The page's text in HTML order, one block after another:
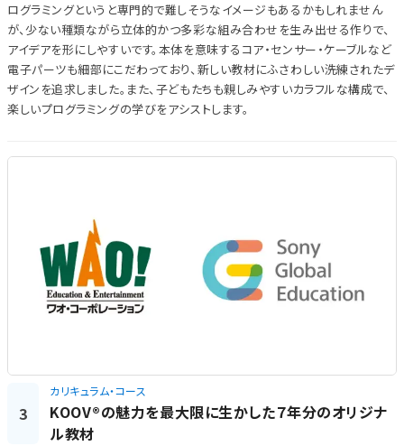
ログラミングというと専門的で難しそうなイメージもあるかもしれません
が、少ない種類ながら立体的かつ多彩な組み合わせを生み出せる作りで、
アイデアを形にしやすいです。本体を意味するコア・センサー・ケーブルなど
電子パーツも細部にこだわっており、新しい教材にふさわしい洗練されたデ
ザインを追求しました。また、子どもたちも親しみやすいカラフルな構成で、
楽しいプログラミングの学びをアシストします。
3
カリキュラム・コース
KOOV®の魅力を最大限に生かした７年分のオリジナ
ル教材